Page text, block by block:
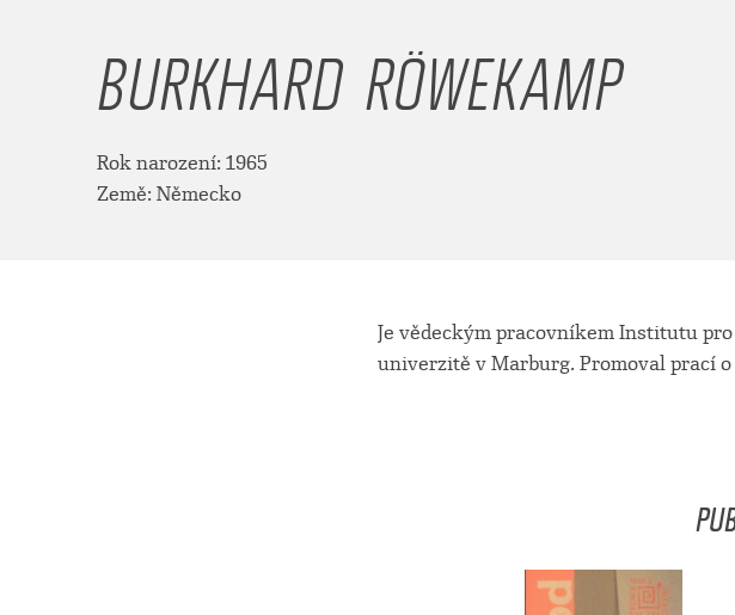
BURKHARD RÖWEKAMP
Rok narození: 1965
Země: Německo
Je vědeckým pracovníkem Institutu
univerzitě v Marburg. Promoval prací